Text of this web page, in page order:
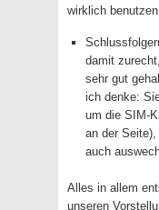
wirklich
damit
sehr gut
ich denke:
um die SIM-
an der
auch
Alles in allem
unseren